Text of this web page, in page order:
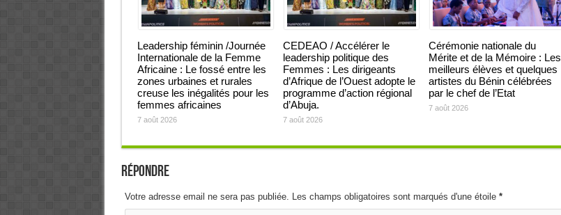
Leadership féminin /Journée
Internationale de la Femme
Africaine : Le fossé entre les
zones urbaines et rurales
creuse les inégalités pour les
femmes africaines
7 août 2026
CEDEAO / Accélérer le
leadership politique des
Femmes : Les dirigeants
d’Afrique de l’Ouest adopte le
programme d’action régional
d’Abuja.
7 août 2026
Cérémonie nationale du
Mérite et de la Mémoire : Les
meilleurs élèves et quelques
artistes du Bénin célébrées
par le chef de l’Etat
7 août 2026
Répondre
Votre adresse email ne sera pas publiée. Les champs obligatoires sont marqués d'une étoile *